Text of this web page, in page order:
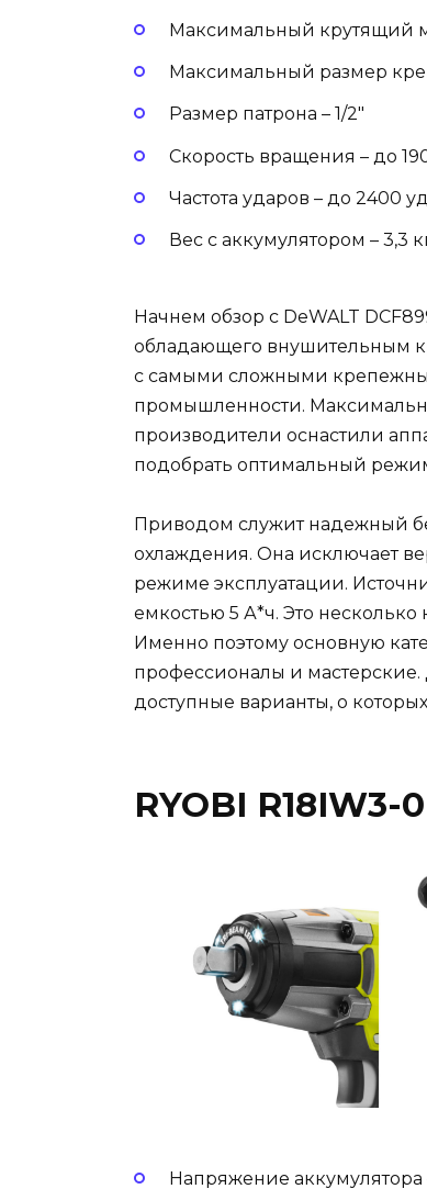
Максимальный крутящий
Максимальный размер
Размер патрона – 1/2″
Скорость вращения – до
Частота ударов – до 2400
Вес с аккумулятором – 3,3
Начнем обзор с DeWALT
обладающего внушительным
с самыми сложными
промышленности.
производители оснастили
подобрать оптимальный
Приводом служит надежный
охлаждения. Она исключает
режиме эксплуатации.
емкостью 5 А*ч. Это
Именно поэтому основную
профессионалы и
доступные варианты, о
RYOBI R18IW3-0
Напряжение аккумулятора